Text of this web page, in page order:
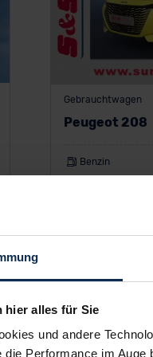
hier alles für Sie
und andere
die Performance im
Gebrauchtwagen
Peugeot 208
Benzin
Finanzierung inkl.
Anzahlung